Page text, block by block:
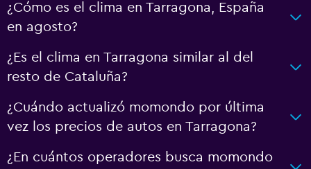
¿Cómo es el clima en Tarragona, España
en agosto?
¿Es el clima en Tarragona similar al del
resto de Cataluña?
¿Cuándo actualizó momondo por última
vez los precios de autos en Tarragona?
¿En cuántos operadores busca momondo